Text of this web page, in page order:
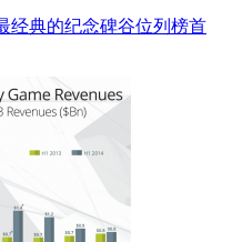
经典的纪念碑谷位列榜首